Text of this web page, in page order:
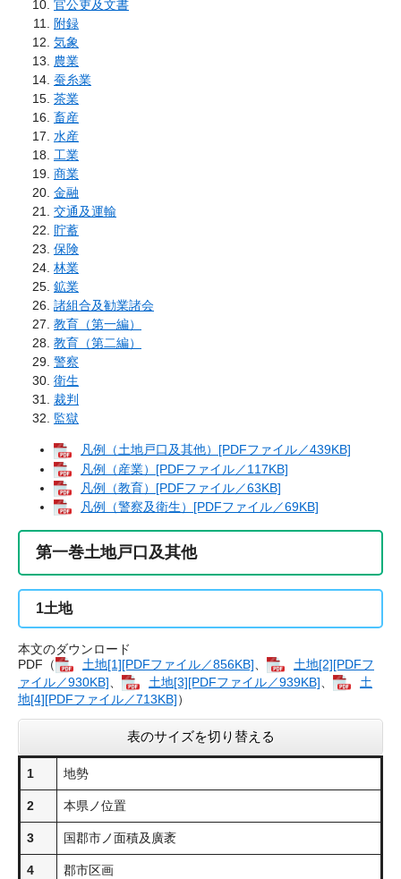
官公吏及文書
附録
気象
農業
蚕糸業
茶業
畜産
水産
工業
商業
金融
交通及運輸
貯蓄
保険
林業
鉱業
諸組合及勧業諸会
教育（第一編）
教育（第二編）
警察
衛生
裁判
監獄
凡例（土地戸口及其他）[PDFファイル／439KB]
凡例（産業）[PDFファイル／117KB]
凡例（教育）[PDFファイル／63KB]
凡例（警察及衛生）[PDFファイル／69KB]
第一巻土地戸口及其他
1土地
本文のダウンロード
PDF（
土地[1][PDFファイル／856KB]
土地[2][PDFフ
ァイル／930KB]
土地[3][PDFファイル／939KB]
土
地[4][PDFファイル／713KB]）
表のサイズを切り替える
1 地勢
2 本県ノ位置
3 国郡市ノ面積及廣袤
4 郡市区画